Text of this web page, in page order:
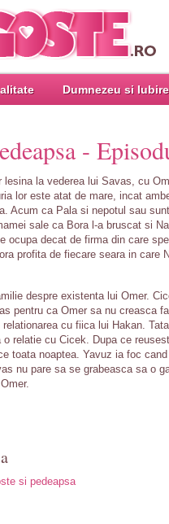
Dumnezeu si
-
la vederea lui Savas, cu
lor este atat de mare, incat
Acum ca Pala si nepotul sau
sale ca Bora l-a bruscat si
ocupa decat de firma din care
profita de fiecare seara in care
despre existenta lui Omer.
pentru ca Omer sa nu creasca
cu fiica lui Hakan.
o relatie cu Cicek. Dupa ce
toata noaptea. Yavuz ia foc
nu pare sa se grabeasca sa o
si pedeapsa